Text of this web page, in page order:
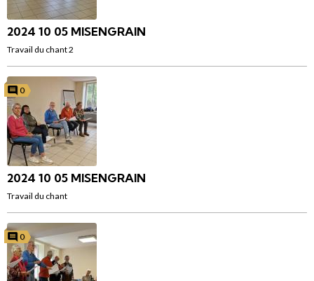
2024 10 05 MISENGRAIN
Travail du chant 2
0
2024 10 05 MISENGRAIN
Travail du chant
0